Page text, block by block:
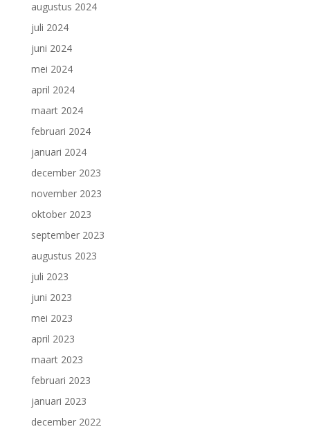
augustus 2024
juli 2024
juni 2024
mei 2024
april 2024
maart 2024
februari 2024
januari 2024
december 2023
november 2023
oktober 2023
september 2023
augustus 2023
juli 2023
juni 2023
mei 2023
april 2023
maart 2023
februari 2023
januari 2023
december 2022